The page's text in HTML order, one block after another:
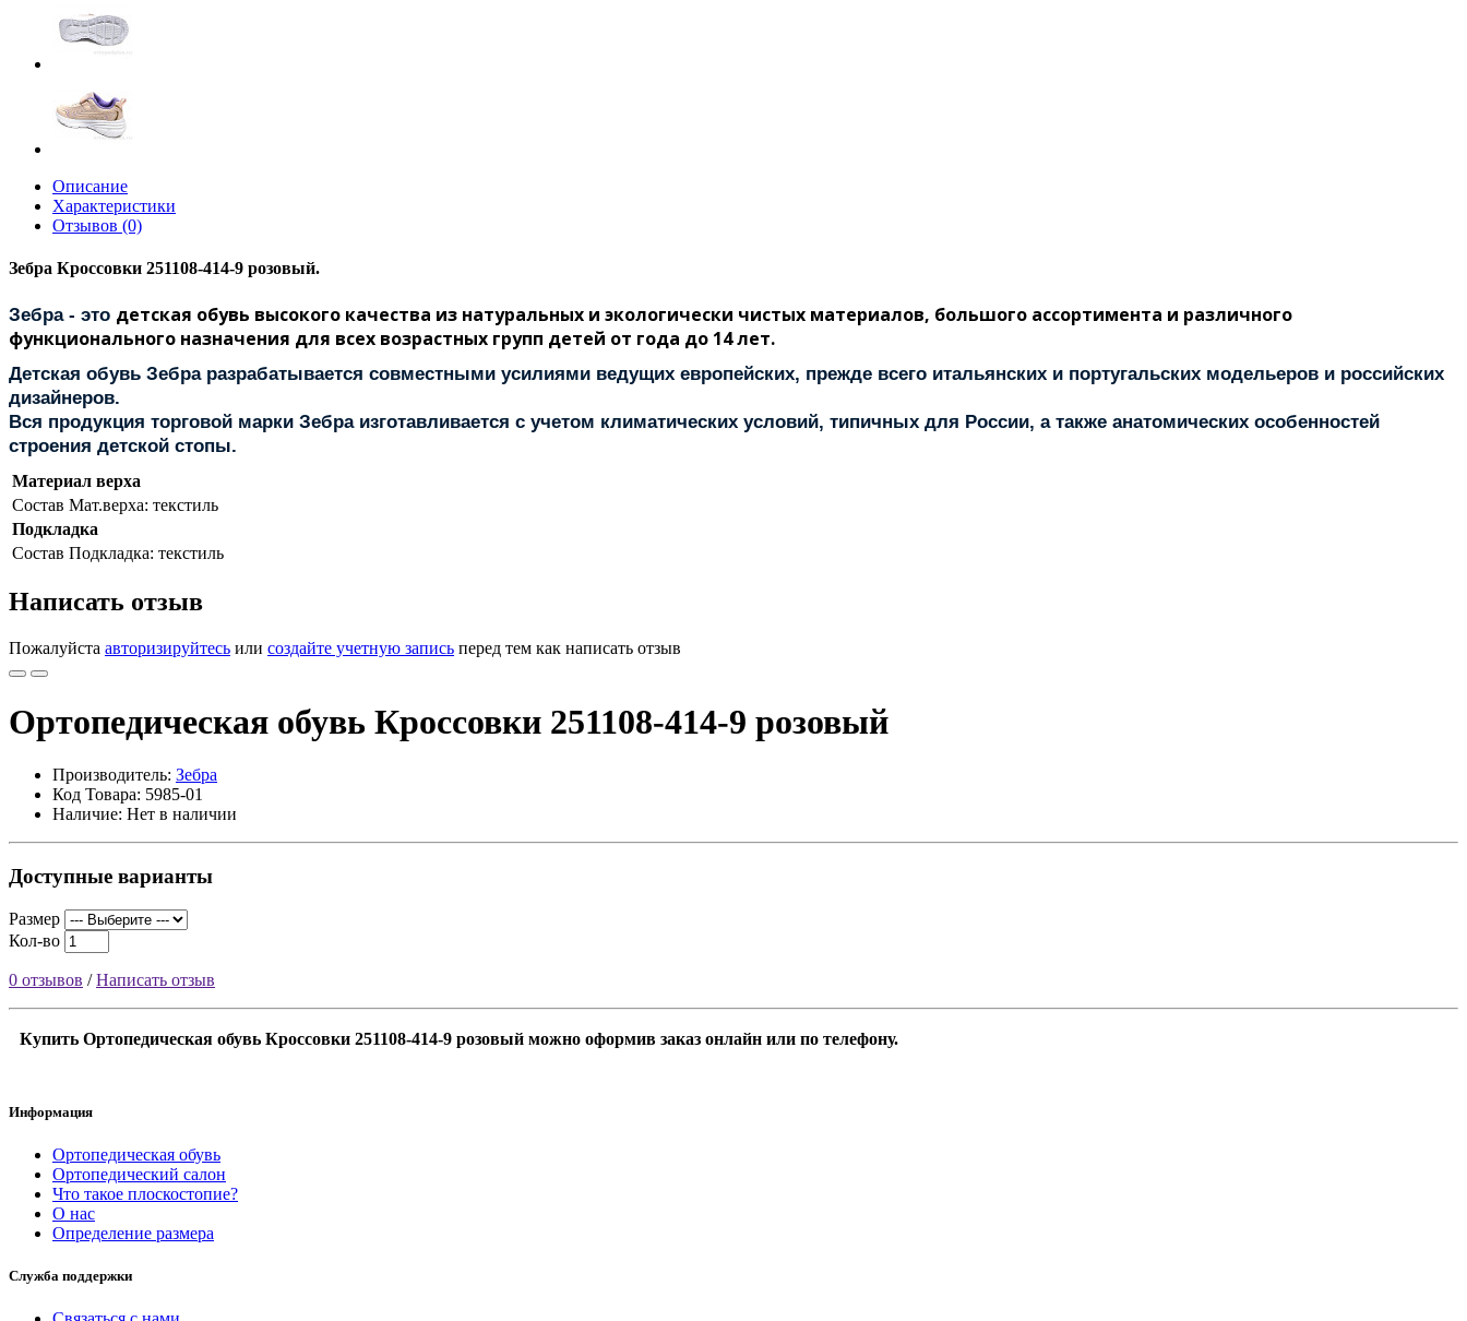
Описание
Характеристики
Отзывов (0)
Зебра Кроссовки 251108-414-9 розовый.
Зебра- это детская обувь высокого качества из натуральных и экологически чистых материалов, большого ассортимента и различного
функционального назначения для всех возрастных групп детей от года до 14 лет.
Детская обувь Зебраразрабатывается совместными усилиями ведущих европейских, прежде всего итальянских и португальских модельеров и российских
дизайнеров.
Вся продукция торговой марки Зебраизготавливается с учетом климатических условий, типичных для России, а также анатомических особенностей
строения детской стопы.
Материал верха
Состав Мат.верха: текстиль
Подкладка
Состав Подкладка: текстиль
Написать отзыв
Пожалуйста авторизируйтесь или создайте учетную запись перед тем как написать отзыв
Ортопедическая обувь Кроссовки 251108-414-9 розовый
Производитель: Зебра
Код Товара: 5985-01
Наличие: Нет в наличии
Доступные варианты
Размер
Кол-во
0 отзывов /Написать отзыв
Купить Ортопедическая обувь Кроссовки 251108-414-9 розовый можно оформив заказ онлайн или по телефону.
Информация
Ортопедическая обувь
Ортопедический салон
Что такое плоскостопие?
О нас
Определение размера
Служба поддержки